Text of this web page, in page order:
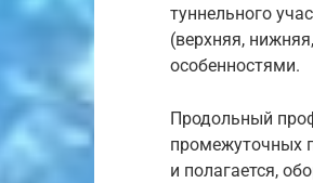
туннельного
(верхняя,
особенностями.
Продольный
промежуточных
и полагается,